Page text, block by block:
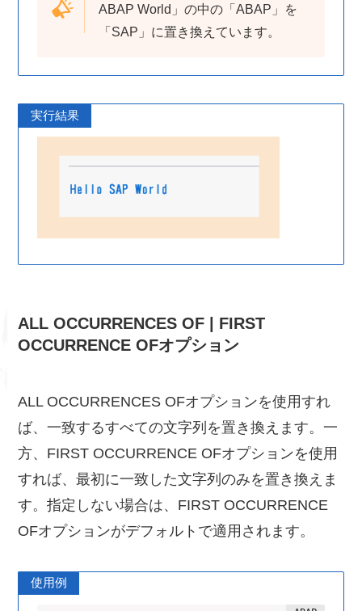
ABAP World」の中の「ABAP」を
「SAP」に置き換えています。
実行結果
ALL OCCURRENCES OF | FIRST
OCCURRENCE OFオプション
ALL OCCURRENCES OFオプションを使用すれ
ば、一致するすべての文字列を置き換えます。一
方、FIRST OCCURRENCE OFオプションを使用
すれば、最初に一致した文字列のみを置き換えま
す。指定しない場合は、FIRST OCCURRENCE
OFオプションがデフォルトで適用されます。
使用例